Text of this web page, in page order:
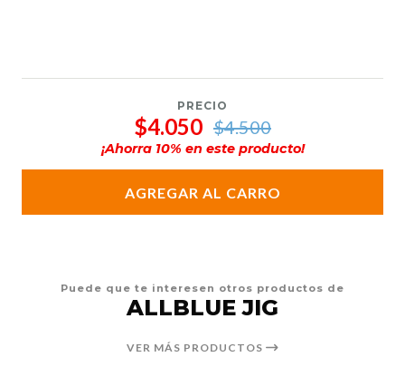
PRECIO
$4.050 $4.500
¡Ahorra 10% en este producto!
AGREGAR AL CARRO
Puede que te interesen otros productos de
ALLBLUE JIG
VER MÁS PRODUCTOS